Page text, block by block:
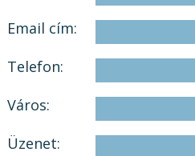
Email cím:
Telefon:
Város:
Üzenet: